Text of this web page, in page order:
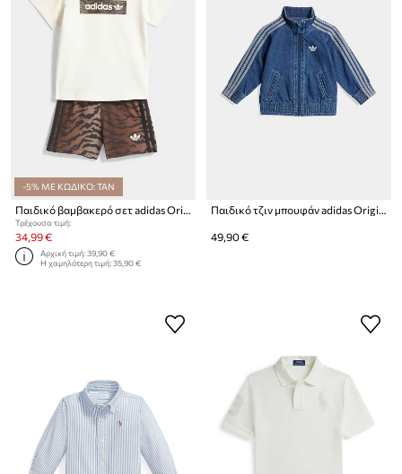
-5% ΜΕ ΚΩΔΙΚΟ: TAN
Παιδικό βαμβακερό σετ adidas Originals
Τρέχουσα τιμή:
34,99 €
Αρχική τιμή:39,90 €
Η χαμηλότερη τιμή:35,90 €
Παιδικό τζιν μπουφάν adidas Originals
49,90 €